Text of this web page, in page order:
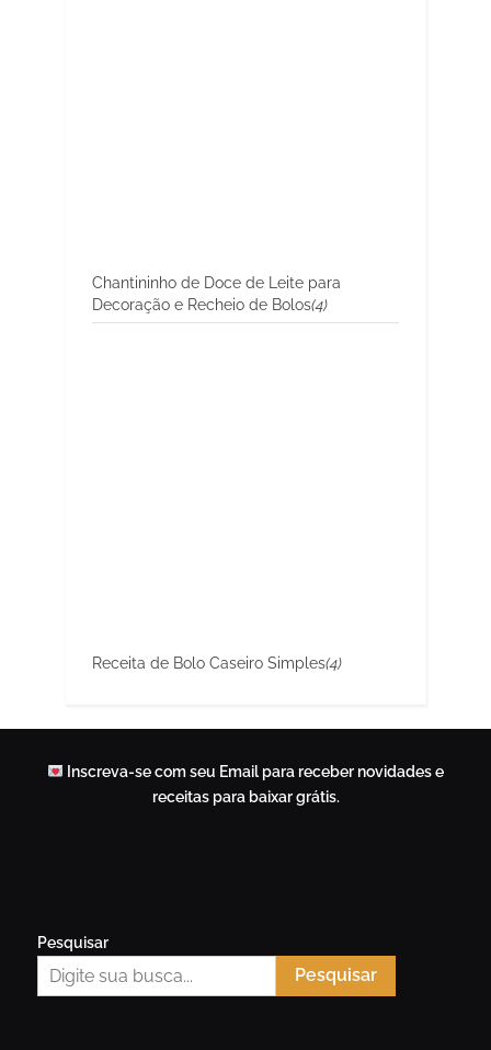
Chantininho de Doce de Leite para
Decoração e Recheio de Bolos(4)
Receita de Bolo Caseiro Simples(4)
Inscreva-se com seu Email para receber novidades e
receitas para baixar grátis.
Pesquisar
Pesquisar